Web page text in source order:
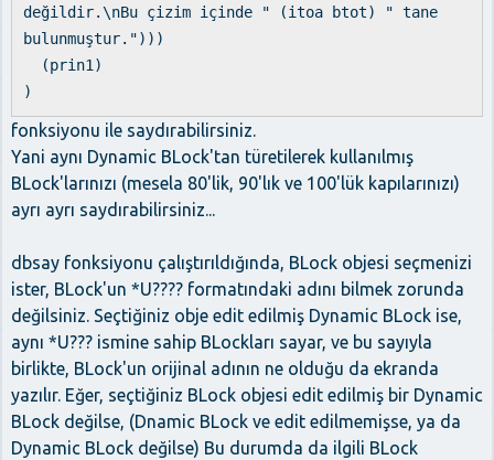
değildir.\nBu çizim içinde " (itoa btot) " tane
bulunmuştur.")))
(prin1)
)
fonksiyonu ile saydırabilirsiniz.
Yani aynı Dynamic BLock'tan türetilerek kullanılmış
BLock'larınızı (mesela 80'lik, 90'lık ve 100'lük kapılarınızı)
ayrı ayrı saydırabilirsiniz...
dbsay fonksiyonu çalıştırıldığında, BLock objesi seçmenizi
ister, BLock'un *U???? formatındaki adını bilmek zorunda
değilsiniz. Seçtiğiniz obje edit edilmiş Dynamic BLock ise,
aynı *U??? ismine sahip BLockları sayar, ve bu sayıyla
birlikte, BLock'un orijinal adının ne olduğu da ekranda
yazılır. Eğer, seçtiğiniz BLock objesi edit edilmiş bir Dynamic
BLock değilse, (Dnamic BLock ve edit edilmemişse, ya da
Dynamic BLock değilse) Bu durumda da ilgili BLock